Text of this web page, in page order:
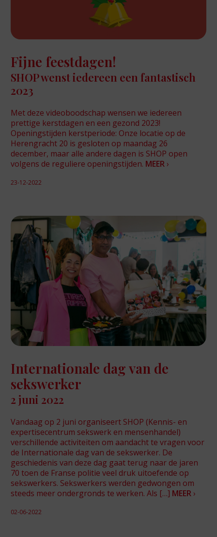
Fijne feestdagen!
SHOP wenst iedereen een fantastisch
2023
Met deze videoboodschap wensen we iedereen
prettige kerstdagen en een gezond 2023!
Openingstijden kerstperiode: Onze locatie op de
Herengracht 20 is gesloten op maandag 26
december, maar alle andere dagen is SHOP open
volgens de reguliere openingstijden. MEER ›
23-12-2022
Internationale dag van de
sekswerker
2 juni 2022
Vandaag op 2 juni organiseert SHOP (Kennis- en
expertisecentrum sekswerk en mensenhandel)
verschillende activiteiten om aandacht te vragen voor
de Internationale dag van de sekswerker. De
geschiedenis van deze dag gaat terug naar de jaren
70 toen de Franse politie veel druk uitoefende op
sekswerkers. Sekswerkers werden gedwongen om
steeds meer ondergronds te werken. Als […] MEER ›
02-06-2022